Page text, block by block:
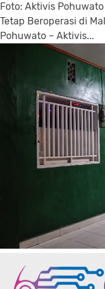
Foto: Aktivis
Tetap Beroperasi di
Pohuwato – Aktivis...